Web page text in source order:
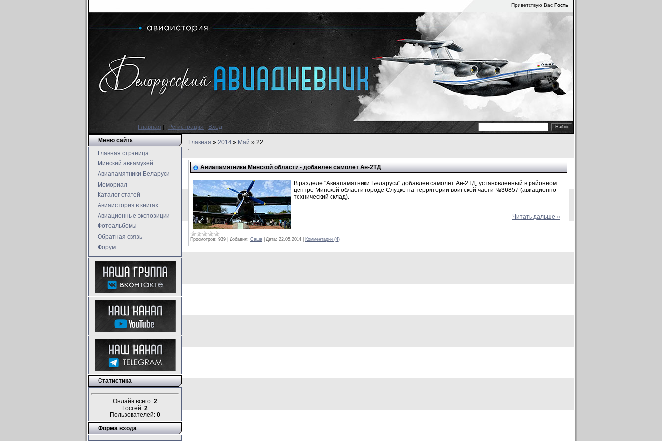
Приветствую Вас Гость
Главная Регистрация
Вход
Меню сайта
Главная страница
Минский авиамузей
Авиапамятники Беларуси
Мемориал
Каталог статей
Авиаистория в книгах
Авиационные экспозиции
Фотоальбомы
Обратная связь
Форум
Статистика
Онлайн всего: 2
Гостей: 2
Пользователей: 0
Форма входа
Главная»2014 » Май » 22
Авиапамятники Минской области - добавлен самолёт Ан-2ТД
В разделе "Авиапамятники Беларуси" добавлен самолёт Ан-2ТД, установленный в районном
центре Минской области городе Слуцке на территории воинской части №36857 (авиационно-
технический склад).
Читать дальше »
Просмотров: 939 Добавил: Саша Дата: 22.05.2014 Комментарии (4)